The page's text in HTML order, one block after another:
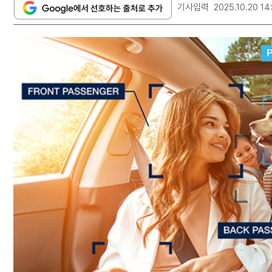
기사입력 2025.10.20